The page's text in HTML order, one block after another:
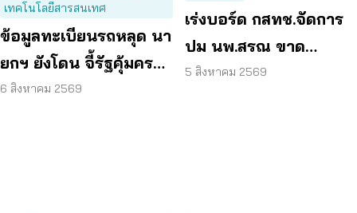
เทคโนโลยีสารสนเทศ
ข้อมูลทะเบียนรถหลุด นา
ยกฯ ยังโดน จี้รัฐคุ้มครอง
ข้อมูลส่วนบุคคล
6 สิงหาคม 2569
เร่งบอร์ด กสทช.จัดการ
ปม นพ.สรณ ขาด
คุณสมบัติ ตามมติ
5 สิงหาคม 2569